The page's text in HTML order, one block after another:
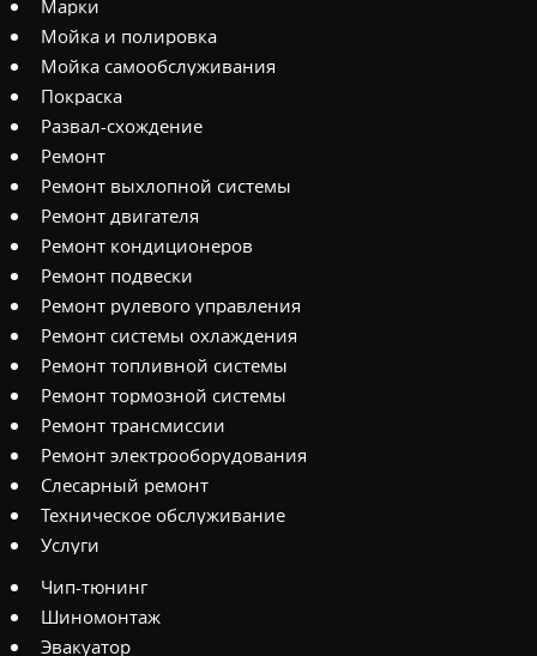
Марки
Мойка и полировка
Мойка самообслуживания
Покраска
Развал-схождение
Ремонт
Ремонт выхлопной системы
Ремонт двигателя
Ремонт кондиционеров
Ремонт подвески
Ремонт рулевого управления
Ремонт системы охлаждения
Ремонт топливной системы
Ремонт тормозной системы
Ремонт трансмиссии
Ремонт электрооборудования
Слесарный ремонт
Техническое обслуживание
Услуги
Чип-тюнинг
Шиномонтаж
Эвакуатор